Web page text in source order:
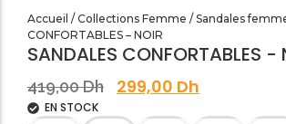
Accueil / Collections Femme / Sandales
CONFORTABLES – NOIR
SANDALES CONFORTABLES -
419,00Dh 299,00 Dh
EN STOCK